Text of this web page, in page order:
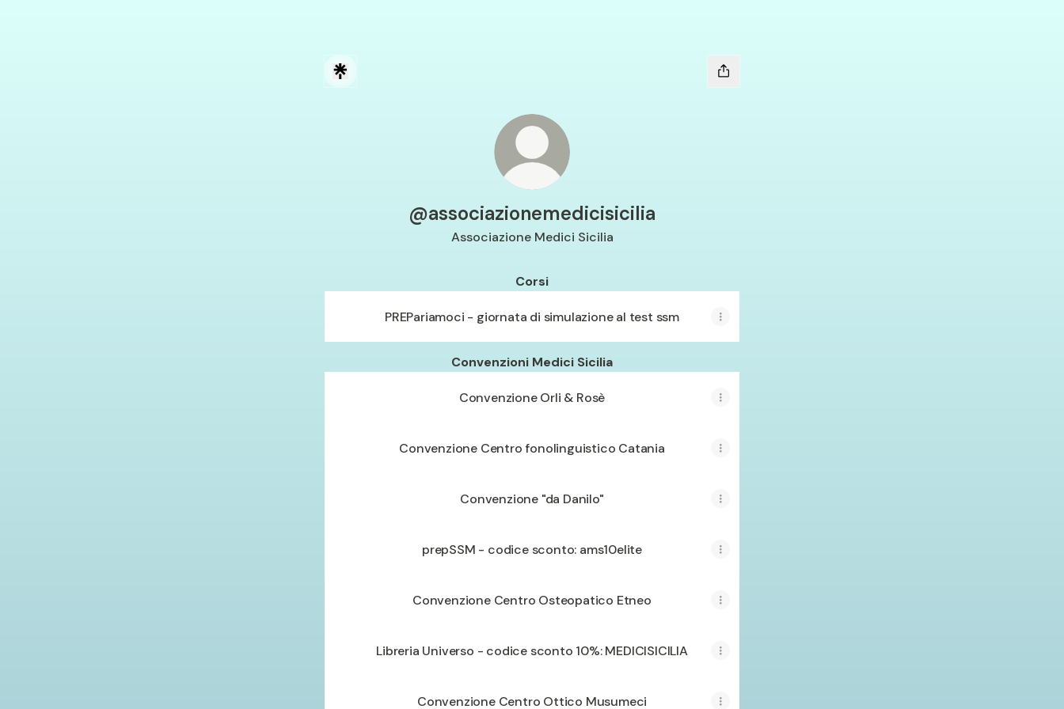
@associazionemedicisicilia
Associazione Medici Sicilia
Corsi
PREPariamoci - giornata di simulazione al test ssm
Convenzioni Medici Sicilia
Convenzione Orli & Rosè
Convenzione Centro fonolinguistico Catania
Convenzione "da Danilo"
prepSSM - codice sconto: ams10elite
Convenzione Centro Osteopatico Etneo
Libreria Universo - codice sconto 10%: MEDICISICILIA
Convenzione Centro Ottico Musumeci